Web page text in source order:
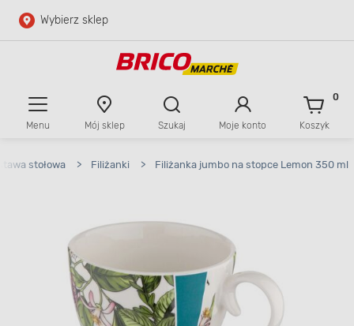
Przejdź do głównej zawartości
Wybierz sklep
Menu Mój sklep Szukaj Moje konto Koszyk
0
stołowa > Filiżanki > Filiżanka jumbo na stopce Lemon 350 ml